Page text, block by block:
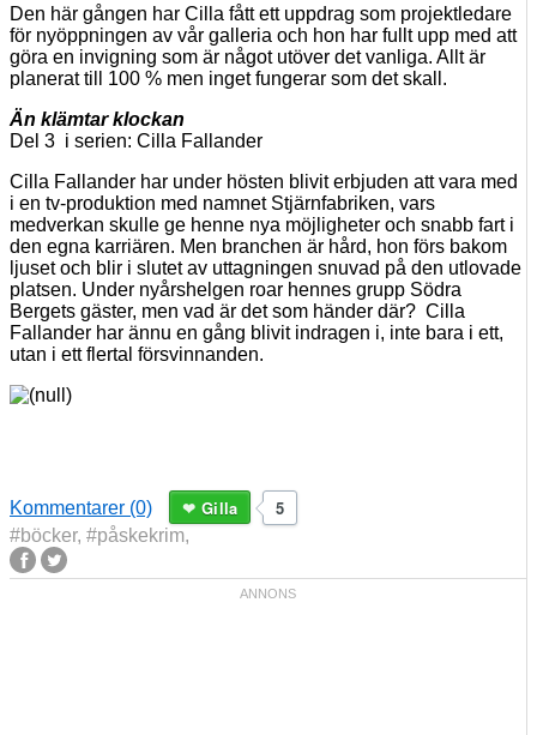
Den här gången har Cilla fått ett uppdrag som projektledare
för nyöppningen av vår galleria och hon har fullt upp med att
göra en invigning som är något utöver det vanliga. Allt är
planerat till 100 % men inget fungerar som det skall.
Än klämtar klockan
Del 3 i serien: Cilla Fallander
Cilla Fallander har under hösten blivit erbjuden att vara med
i en tv-produktion med namnet Stjärnfabriken, vars
medverkan skulle ge henne nya möjligheter och snabb fart i
den egna karriären. Men branchen är hård, hon förs bakom
ljuset och blir i slutet av uttagningen snuvad på den utlovade
platsen. Under nyårshelgen roar hennes grupp Södra
Bergets gäster, men vad är det som händer där? Cilla
Fallander har ännu en gång blivit indragen i, inte bara i ett,
utan i ett flertal försvinnanden.
Kommentarer (0) 5
Gilla
#böcker, #påskekrim,